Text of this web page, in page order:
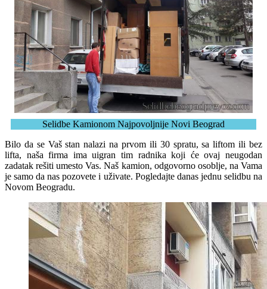
Selidbe Kamionom Najpovoljnije Novi Beograd
Bilo da se Vaš stan nalazi na prvom ili 30 spratu, sa liftom ili bez
lifta, naša firma ima uigran tim radnika koji će ovaj neugodan
zadatak rešiti umesto Vas. Naš kamion, odgovorno osoblje, na Vama
je samo da nas pozovete i uživate. Pogledajte danas jednu selidbu na
Novom Beogradu.